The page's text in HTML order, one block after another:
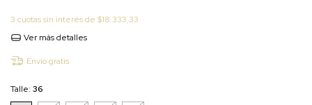
3 cuotas sin interés de $18.333,33
Ver más detalles
Envío gratis
Talle: 36